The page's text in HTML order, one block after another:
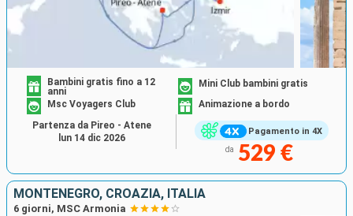
Pagamento in 4X
Bambini gratis fino a 12
anni
Mini Club bambini gratis
Msc Voyagers Club
Animazione a bordo
da 529 €
Partenza da Pireo - Atene
lun 14 dic 2026
MONTENEGRO, CROAZIA, ITALIA
6 giorni, MSC Armonia